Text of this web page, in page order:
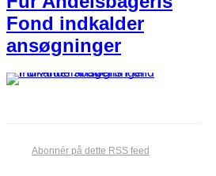
Fond indkalder
ansøgninger
Abonnér på dette RSS feed